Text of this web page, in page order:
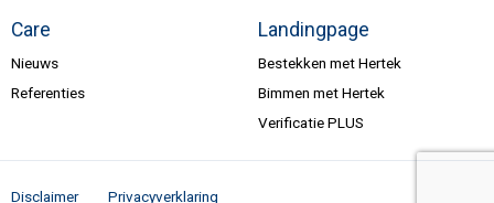
Care
Nieuws
Referenties
Landingpage
Bestekken met Hertek
Bimmen met Hertek
Verificatie PLUS
Disclaimer Privacyverklaring